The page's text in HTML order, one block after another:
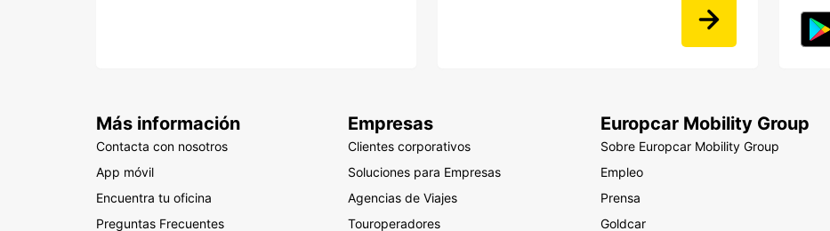
Más información
Contacta con nosotros
App móvil
Encuentra tu oficina
Preguntas Frecuentes
Empresas
Clientes corporativos
Soluciones para Empresas
Agencias de Viajes
Touroperadores
Europcar Mobility Group
Sobre Europcar Mobility Group
Empleo
Prensa
Goldcar